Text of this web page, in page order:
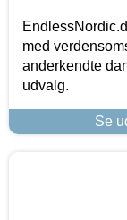
med
anderkendte
udvalg.
Se